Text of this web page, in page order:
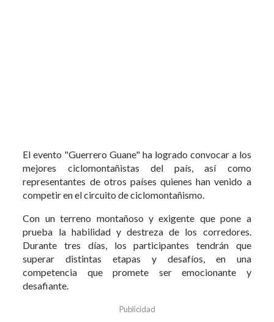
El evento "Guerrero Guane" ha logrado convocar a los
mejores ciclomontañistas del país, así como
representantes de otros países quienes han venido a
competir en el circuito de ciclomontañismo.
Con un terreno montañoso y exigente que pone a
prueba la habilidad y destreza de los corredores.
Durante tres días, los participantes tendrán que
superar distintas etapas y desafíos, en una
competencia que promete ser emocionante y
desafiante.
Publicidad